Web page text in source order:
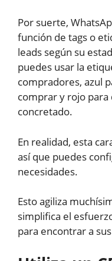
Por suerte,
función de tags o
leads según su
puedes usar la
compradores, azul
comprar y rojo para
concretado.
En realidad, esta
así que puedes
necesidades.
Esto agiliza
simplifica el
para encontrar a